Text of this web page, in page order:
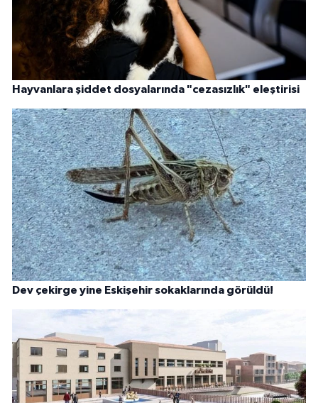
Hayvanlara şiddet dosyalarında "cezasızlık" eleştirisi
Dev çekirge yine Eskişehir sokaklarında görüldü!